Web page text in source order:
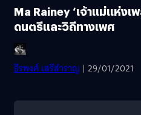
Ma Rainey ‘เจ้าแม่แห่ง
ดนตรีและวิถีทางเพศ
ธีรพงศ์ เสรีสำราญ | 29/01/2021